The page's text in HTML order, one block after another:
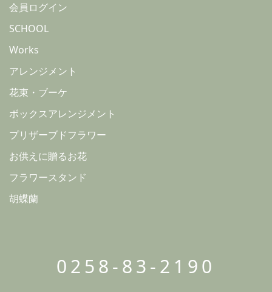
会員ログイン
SCHOOL
Works
アレンジメント
花束・ブーケ
ボックスアレンジメント
プリザーブドフラワー
お供えに贈るお花
フラワースタンド
胡蝶蘭
0258-83-2190